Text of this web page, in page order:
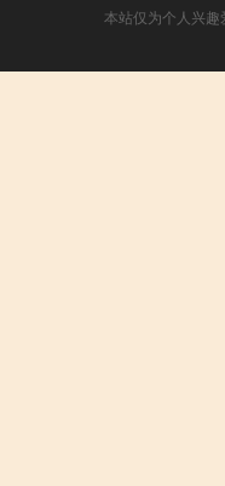
本站仅为个人兴